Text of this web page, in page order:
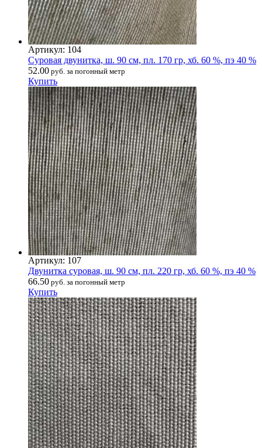
Артикул: 104
Суровая двунитка, ш. 90 см, пл. 170 гр, хб. 60 %, пэ 40 %
52.00 руб. за погонный метр
Купить
Артикул: 107
Двунитка суровая, ш. 90 см, пл. 220 гр, хб. 60 %, пэ 40 %
66.50 руб. за погонный метр
Купить